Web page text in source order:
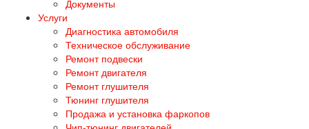
Документы
Услуги
Диагностика автомобиля
Техническое обслуживание
Ремонт подвески
Ремонт двигателя
Ремонт глушителя
Тюнинг глушителя
Продажа и установка фаркопов